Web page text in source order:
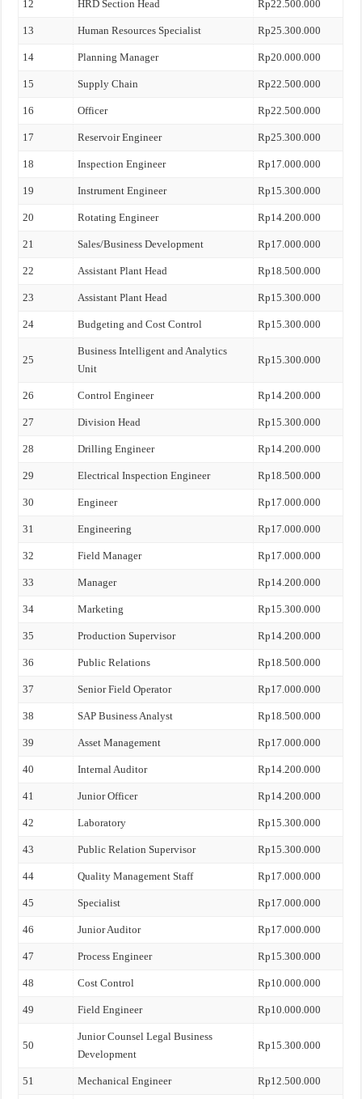
12 HRD Section Head Rp22.500.000
13 Human Resources Specialist Rp25.300.000
14 Planning Manager Rp20.000.000
15 Supply Chain Rp22.500.000
16 Officer Rp22.500.000
17 Reservoir Engineer Rp25.300.000
18 Inspection Engineer Rp17.000.000
19 Instrument Engineer Rp15.300.000
20 Rotating Engineer Rp14.200.000
21 Sales/Business Development Rp17.000.000
22 Assistant Plant Head Rp18.500.000
23 Assistant Plant Head Rp15.300.000
24 Budgeting and Cost Control Rp15.300.000
25
Business Intelligent and Analytics
Unit
Rp15.300.000
26 Control Engineer Rp14.200.000
27 Division Head Rp15.300.000
28 Drilling Engineer Rp14.200.000
29 Electrical Inspection Engineer Rp18.500.000
30 Engineer Rp17.000.000
31 Engineering Rp17.000.000
32 Field Manager Rp17.000.000
33 Manager Rp14.200.000
34 Marketing Rp15.300.000
35 Production Supervisor Rp14.200.000
36 Public Relations Rp18.500.000
37 Senior Field Operator Rp17.000.000
38 SAP Business Analyst Rp18.500.000
39 Asset Management Rp17.000.000
40 Internal Auditor Rp14.200.000
41 Junior Officer Rp14.200.000
42 Laboratory Rp15.300.000
43 Public Relation Supervisor Rp15.300.000
44 Quality Management Staff Rp17.000.000
45 Specialist Rp17.000.000
46 Junior Auditor Rp17.000.000
47 Process Engineer Rp15.300.000
48 Cost Control Rp10.000.000
49 Field Engineer Rp10.000.000
50
Junior Counsel Legal Business
Development
Rp15.300.000
51 Mechanical Engineer Rp12.500.000